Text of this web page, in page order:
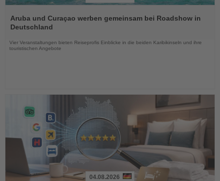
Sie
die
Aruba und Curaçao werben gemeinsam bei Roadshow in
Deutschland
Vier Veranstaltungen bieten Reiseprofis Einblicke in die beiden Karibikinseln und ihre
touristischen Angebote
04.08.2026